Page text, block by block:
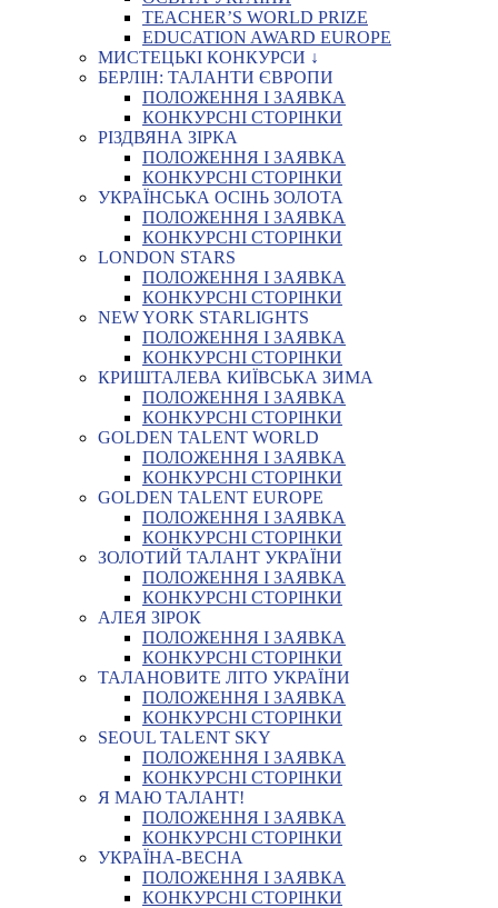
TEACHER’S WORLD PRIZE
EDUCATION AWARD EUROPE
МИСТЕЦЬКІ КОНКУРСИ ↓
БЕРЛІН: ТАЛАНТИ ЄВРОПИ
ПОЛОЖЕННЯ І ЗАЯВКА
КОНКУРСНІ СТОРІНКИ
РІЗДВЯНА ЗІРКА
ПОЛОЖЕННЯ І ЗАЯВКА
КОНКУРСНІ СТОРІНКИ
УКРАЇНСЬКА ОСІНЬ ЗОЛОТА
ПОЛОЖЕННЯ І ЗАЯВКА
КОНКУРСНІ СТОРІНКИ
LONDON STARS
ПОЛОЖЕННЯ І ЗАЯВКА
КОНКУРСНІ СТОРІНКИ
NEW YORK STARLIGHTS
ПОЛОЖЕННЯ І ЗАЯВКА
КОНКУРСНІ СТОРІНКИ
КРИШТАЛЕВА КИЇВСЬКА ЗИМА
ПОЛОЖЕННЯ І ЗАЯВКА
КОНКУРСНІ СТОРІНКИ
GOLDEN TALENT WORLD
ПОЛОЖЕННЯ І ЗАЯВКА
КОНКУРСНІ СТОРІНКИ
GOLDEN TALENT EUROPE
ПОЛОЖЕННЯ І ЗАЯВКА
КОНКУРСНІ СТОРІНКИ
ЗОЛОТИЙ ТАЛАНТ УКРАЇНИ
ПОЛОЖЕННЯ І ЗАЯВКА
КОНКУРСНІ СТОРІНКИ
АЛЕЯ ЗІРОК
ПОЛОЖЕННЯ І ЗАЯВКА
КОНКУРСНІ СТОРІНКИ
ТАЛАНОВИТЕ ЛІТО УКРАЇНИ
ПОЛОЖЕННЯ І ЗАЯВКА
КОНКУРСНІ СТОРІНКИ
SEOUL TALENT SKY
ПОЛОЖЕННЯ І ЗАЯВКА
КОНКУРСНІ СТОРІНКИ
Я МАЮ ТАЛАНТ!
ПОЛОЖЕННЯ І ЗАЯВКА
КОНКУРСНІ СТОРІНКИ
УКРАЇНА-ВЕСНА
ПОЛОЖЕННЯ І ЗАЯВКА
КОНКУРСНІ СТОРІНКИ